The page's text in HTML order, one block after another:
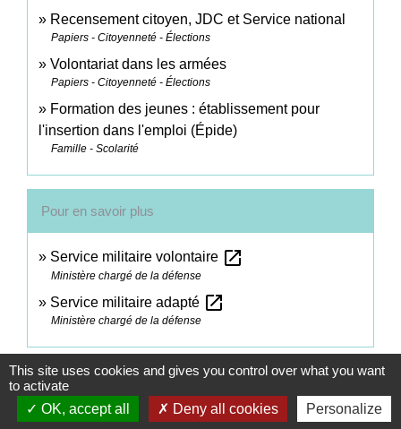
Recensement citoyen, JDC et Service national
Papiers - Citoyenneté - Élections
Volontariat dans les armées
Papiers - Citoyenneté - Élections
Formation des jeunes : établissement pour
l'insertion dans l'emploi (Épide)
Famille - Scolarité
Pour en savoir plus
Service militaire volontaire open_in_new
Ministère chargé de la défense
Service militaire adapté open_in_new
Ministère chargé de la défense
Signaler une erreur sur cette page
This site uses cookies and gives you control over what you want
to activate
OK, accept all
Deny all cookies Personalize